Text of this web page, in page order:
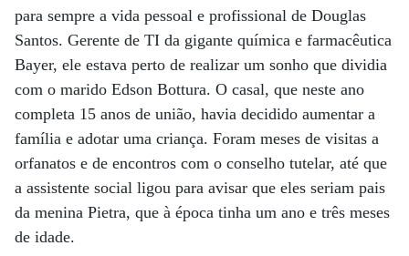
para sempre a vida pessoal e profissional de Douglas
Santos. Gerente de TI da gigante química e farmacêutica
Bayer, ele estava perto de realizar um sonho que dividia
com o marido Edson Bottura. O casal, que neste ano
completa 15 anos de união, havia decidido aumentar a
família e adotar uma criança. Foram meses de visitas a
orfanatos e de encontros com o conselho tutelar, até que
a assistente social ligou para avisar que eles seriam pais
da menina Pietra, que à época tinha um ano e três meses
de idade.